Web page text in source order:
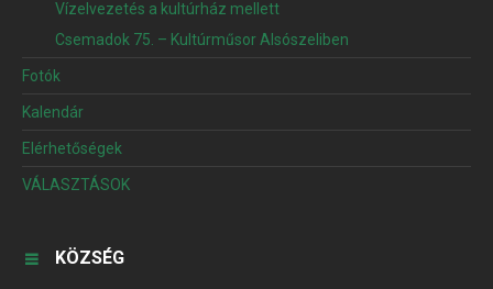
Vízelvezetés a kultúrház mellett
Csemadok 75. – Kultúrműsor Alsószeliben
Fotók
Kalendár
Elérhetőségek
VÁLASZTÁSOK
KÖZSÉG